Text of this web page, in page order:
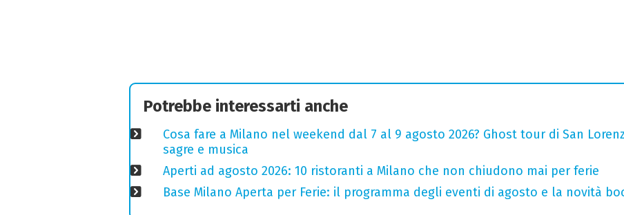
Potrebbe interessarti anche
Cosa fare a Milano nel weekend dal 7 al 9 agosto 2026? Ghost tour di San
sagre e musica
Aperti ad agosto 2026: 10 ristoranti a Milano che non chiudono mai per ferie
Base Milano Aperta per Ferie: il programma degli eventi di agosto e la novità